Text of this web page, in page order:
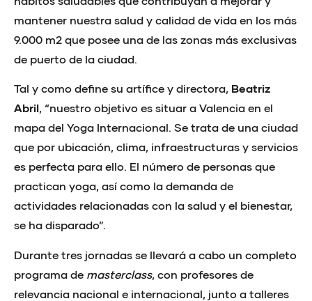
mantener nuestra salud y calidad de vida en los más
9.000 m2 que posee una de las zonas más exclusivas
de puerto de la ciudad.
Tal y como define su artífice y directora, Beatriz
Abril, “nuestro objetivo es situar a Valencia en el
mapa del Yoga Internacional. Se trata de una ciudad
que por ubicación, clima, infraestructuras y servicios
es perfecta para ello. El número de personas que
practican yoga, así como la demanda de
actividades relacionadas con la salud y el bienestar,
se ha disparado”.
Durante tres jornadas se llevará a cabo un completo
programa de masterclass, con profesores de
relevancia nacional e internacional, junto a talleres